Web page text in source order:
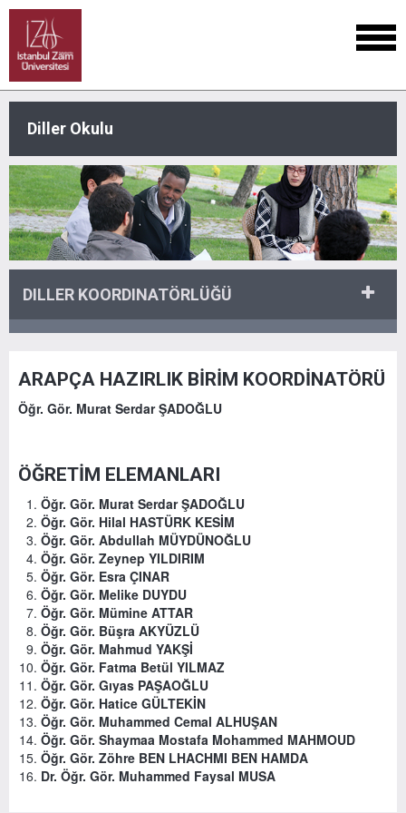
Diller Okulu
DILLER KOORDINATÖRLÜĞÜ
ARAPÇA HAZIRLIK BİRİM KOORDİNATÖRÜ
Öğr. Gör. Murat Serdar ŞADOĞLU
ÖĞRETİM ELEMANLARI
Öğr. Gör. Murat Serdar ŞADOĞLU
Öğr. Gör. Hilal HASTÜRK KESİM
Öğr. Gör. Abdullah MÜYDÜNOĞLU
Öğr. Gör. Zeynep YILDIRIM
Öğr. Gör. Esra ÇINAR
Öğr. Gör. Melike DUYDU
Öğr. Gör. Mümine ATTAR
Öğr. Gör. Büşra AKYÜZLÜ
Öğr. Gör. Mahmud YAKŞİ
Öğr. Gör. Fatma Betül YILMAZ
Öğr. Gör. Gıyas PAŞAOĞLU
Öğr. Gör. Hatice GÜLTEKİN
Öğr. Gör. Muhammed Cemal ALHUŞAN
Öğr. Gör. Shaymaa Mostafa Mohammed MAHMOUD
Öğr. Gör. Zöhre BEN LHACHMI BEN HAMDA
Dr. Öğr. Gör. Muhammed Faysal MUSA